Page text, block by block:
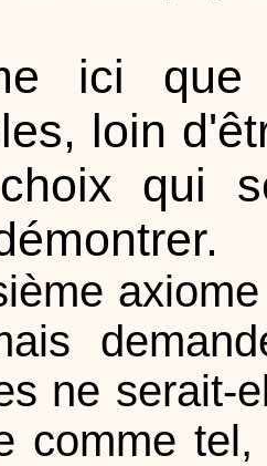
ici
loin
qui
ne serait-
comme